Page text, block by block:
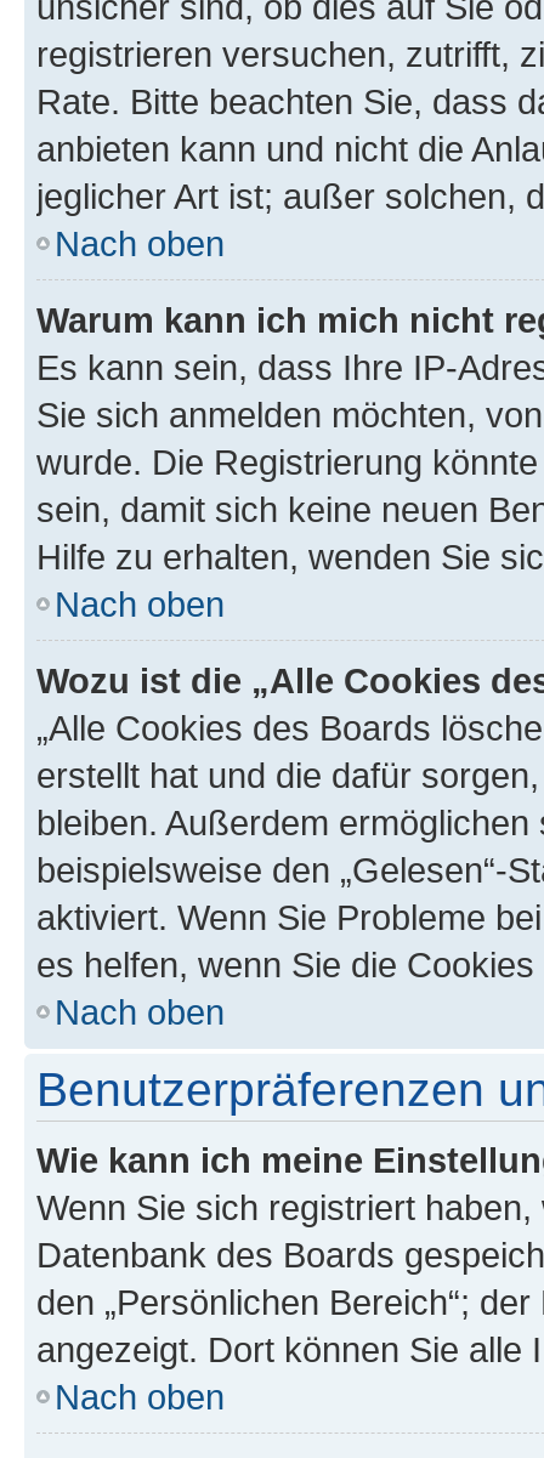
registrieren versuchen, zutrifft,
Rate. Bitte beachten Sie, dass
anbieten kann und nicht die
jeglicher Art ist; außer solchen,
Nach oben
Warum kann ich mich nicht
Es kann sein, dass Ihre IP-
Sie sich anmelden möchten,
wurde. Die Registrierung
sein, damit sich keine neuen
Hilfe zu erhalten, wenden Sie
Nach oben
Wozu ist die „Alle Cookies
„Alle Cookies des Boards
erstellt hat und die dafür
bleiben. Außerdem
beispielsweise den „Gelesen“-
aktiviert. Wenn Sie Probleme
es helfen, wenn Sie die
Nach oben
Benutzerpräferenzen
Wie kann ich meine
Wenn Sie sich registriert
Datenbank des Boards
den „Persönlichen Bereich“;
angezeigt. Dort können Sie alle
Nach oben